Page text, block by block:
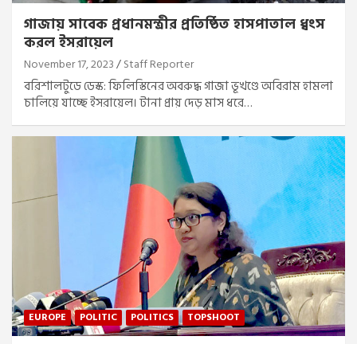
গাজায় সাবেক প্রধানমন্ত্রীর প্রতিষ্ঠিত হাসপাতাল ধ্বংস
করল ইসরায়েল
November 17, 2023 Staff Reporter
বরিশালটুডে ডেস্ক: ফিলিস্তিনের অবরুদ্ধ গাজা ভূখণ্ডে অবিরাম হামলা
চালিয়ে যাচ্ছে ইসরায়েল। টানা প্রায় দেড় মাস ধরে…
EUROPE POLITIC POLITICS TOPSHOOT